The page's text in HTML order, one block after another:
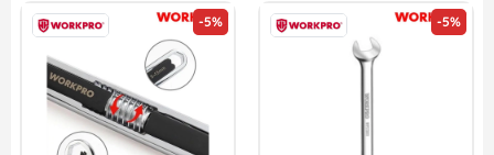
-5% -5%